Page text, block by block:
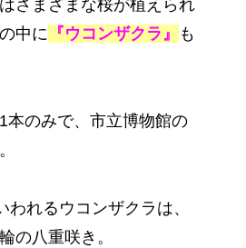
さまざまな桜が植えられ
中に 『ウコンザクラ』
も
本のみで、市立博物館の
われるウコンザクラは、
の八重咲き。